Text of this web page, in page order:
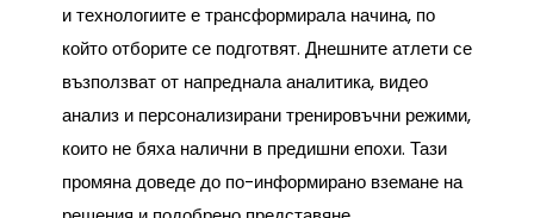
и технологиите е трансформирала начина, по
който отборите се подготвят. Днешните атлети се
възползват от напреднала аналитика, видео
анализ и персонализирани тренировъчни режими,
които не бяха налични в предишни епохи. Тази
промяна доведе до по-информирано вземане на